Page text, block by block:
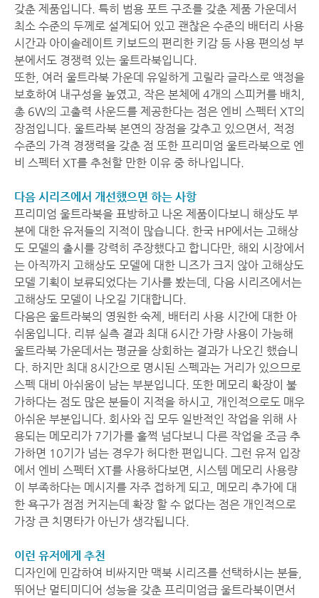
갖춘 제품입니다. 특히 범용 포트 구조를 갖춘 제품 가운데서
최소 수준의 두께로 설계되어 있고 괜찮은 수준의 배터리 사용
시간과 아이솔레이트 키보드의 편리한 키감 등 사용 편의성 부
분에서도 경쟁력 있는 울트라북입니다.
또한, 여러 울트라북 가운데 유일하게 고릴라 글라스로 액정을
보호하여 내구성을 높였고, 작은 본체에 4개의 스피커를 배치,
총 6W의 고출력 사운드를 제공한다는 점은 엔비 스펙터 XT의
장점입니다. 울트라북 본연의 장점을 갖추고 있으면서, 적정
수준의 가격 경쟁력을 갖춘 점 또한 프리미엄 울트라북으로 엔
비 스펙터 XT를 추천할 만한 이유 중 하나입니다.
다음 시리즈에서 개선했으면 하는 사항
프리미엄 울트라북을 표방하고 나온 제품이다보니 해상도 부
분에 대한 유저들의 지적이 많습니다. 한국 HP에서는 고해상
도 모델의 출시를 강력히 주장했다고 합니다만, 해외 시장에서
는 아직까지 고해상도 모델에 대한 니즈가 크지 않아 고해상도
모델 기획이 보류되었다는 기사를 봤는데, 다음 시리즈에서는
고해상도 모델이 나오길 기대합니다.
다음은 울트라북의 영원한 숙제, 배터리 사용 시간에 대한 아
쉬움입니다. 리뷰 실측 결과 최대 6시간 가량 사용이 가능해
울트라북 가운데서는 평균을 상회하는 결과가 나오긴 했습니
다. 하지만 최대 8시간으로 명시된 스펙과는 거리가 있으므로
스펙 대비 아쉬움이 남는 부분입니다. 또한 메모리 확장이 불
가하다는 점도 많은 분들이 지적을 하시고, 개인적으로도 매우
아쉬운 부분입니다. 회사와 집 모두 일반적인 작업을 위해 사
용되는 메모리가 7기가를 훌쩍 넘다보니 다른 작업을 조금 추
가하면 10기가 넘는 경우가 허다한 편입니다. 그런 유저 입장
에서 엔비 스펙터 XT를 사용하다보면, 시스템 메모리 사용량
이 부족하다는 메시지를 자주 접하게 되고, 메모리 추가에 대
한 욕구가 점점 커지는데 확장 할 수 없다는 점은 개인적으로
가장 큰 치명타가 아닌가 생각됩니다.
이런 유저에게 추천
디자인에 민감하여 비싸지만 맥북 시리즈를 선택하시는 분들,
뛰어난 멀티미디어 성능을 갖춘 프리미엄급 울트라북이면서